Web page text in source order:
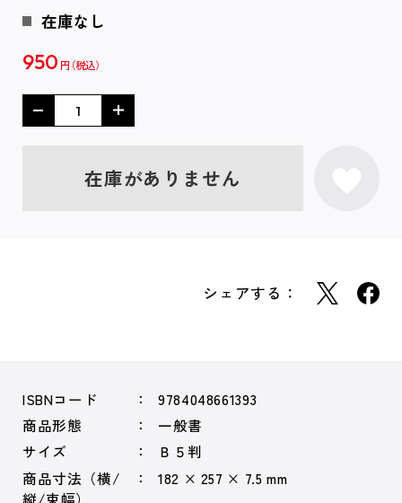
在庫なし
950 円
在庫がありません
シェアする：
ISBNコード
9784048661393
商品形態
一般書
サイズ
Ｂ５判
商品寸法（横/
縦/束幅）
182 × 257 × 7.5 mm